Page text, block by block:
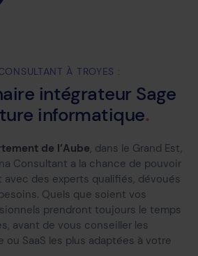
À TROYES :
intégrateur Sage
informatique
de l’Aube , dans le Grand Est,
Consultant a la chance de pouvoir
avec des experts qualifiés, dévoués
Quels que soient vos
prendront toujours le temps
avant de vous conseiller les
SaaS les plus adaptées à votre